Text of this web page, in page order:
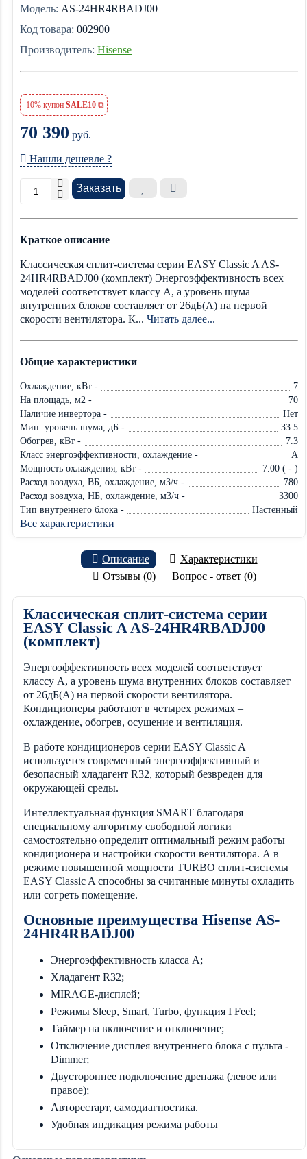
Модель: AS-24HR4RBADJ00
Код товара: 002900
Производитель: Hisense
-10% купон SALE10
70 390 руб.
Нашли дешевле ?
Заказать
Краткое описание
Классическая сплит-система серии EASY Classic A AS-
24HR4RBADJ00 (комплект) Энергоэффективность всех
моделей соответствует классу А, а уровень шума
внутренних блоков составляет от 26дБ(А) на первой
скорости вентилятора. К... Читать далее...
Общие характеристики
Охлаждение, кВт -
7
На площадь, м2 -
70
Наличие инвертора -
Нет
Мин. уровень шума, дБ -
33.5
Обогрев, кВт -
7.3
Класс энергоэффективности, охлаждение -
A
Мощность охлаждения, кВт -
7.00 ( - )
Расход воздуха, ВБ, охлаждение, м3/ч -
780
Расход воздуха, НБ, охлаждение, м3/ч -
3300
Тип внутреннего блока -
Настенный
Все характеристики
Описание
Характеристики
Отзывы (0)
Вопрос - ответ (0)
Классическая сплит-система серии
EASY Classic A AS-24HR4RBADJ00
(комплект)
Энергоэффективность всех моделей соответствует
классу А, а уровень шума внутренних блоков составляет
от 26дБ(А) на первой скорости вентилятора.
Кондиционеры работают в четырех режимах –
охлаждение, обогрев, осушение и вентиляция.
В работе кондиционеров серии EASY Classic A
используется современный энергоэффективный и
безопасный хладагент R32, который безвреден для
окружающей среды.
Интеллектуальная функция SMART благодаря
специальному алгоритму свободной логики
самостоятельно определит оптимальный режим работы
кондиционера и настройки скорости вентилятора. А в
режиме повышенной мощности TURBO сплит-системы
EASY Classic A способны за считанные минуты охладить
или согреть помещение.
Основные преимущества Hisense AS-
24HR4RBADJ00
Энергоэффективность класса А;
Хладагент R32;
MIRAGE-дисплей;
Режимы Sleep, Smart, Turbo, функция I Feel;
Таймер на включение и отключение;
Отключение дисплея внутреннего блока с пульта -
Dimmer;
Двустороннее подключение дренажа (левое или
правое);
Авторестарт, самодиагностика.
Удобная индикация режима работы